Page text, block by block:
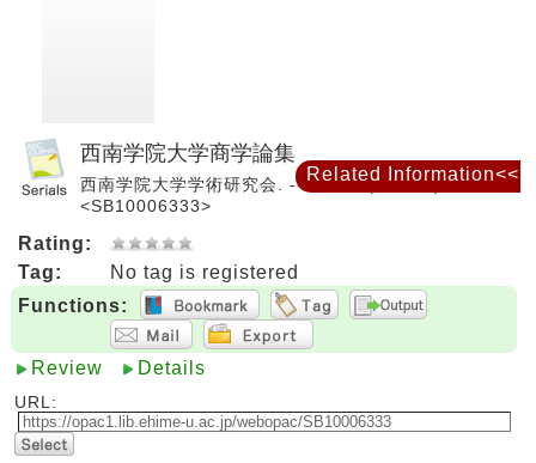
西南学院大学商学論集
西南学院大学学術研究会. -- 1巻1号(1955.2)-, 1955.
<SB10006333>
Rating:
Tag:
No tag is registered
Functions:
Review Details
URL:
Related Information<<